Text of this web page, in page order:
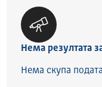
Нема резултата
Нема скупа